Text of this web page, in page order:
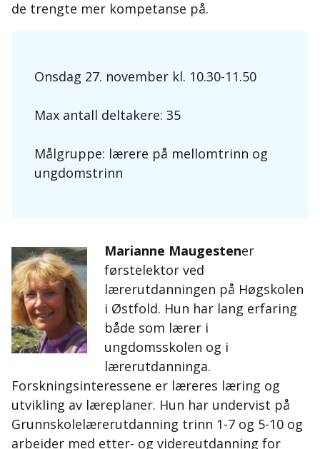
de trengte mer kompetanse på.
Onsdag 27. november kl. 10.30-11.50
Max antall deltakere: 35
Målgruppe: lærere på mellomtrinn og
ungdomstrinn
Marianne Maugestener
førstelektor ved
lærerutdanningen på Høgskolen
i Østfold. Hun har lang erfaring
både som lærer i
ungdomsskolen og i
lærerutdanninga.
Forskningsinteressene er læreres læring og
utvikling av læreplaner. Hun har undervist på
Grunnskolelærerutdanning trinn 1-7 og 5-10 og
arbeider med etter- og videreutdanning for